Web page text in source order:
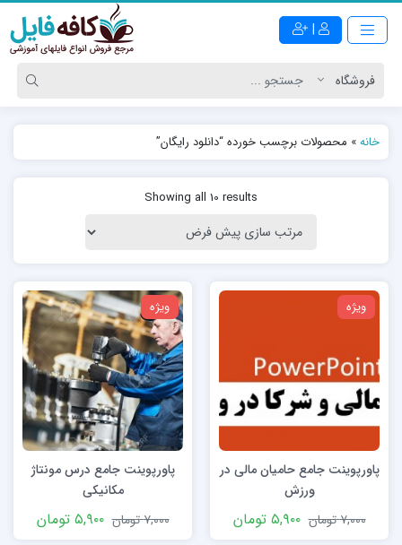
|
خانه» محصولات برچسب خورده “دانلود رایگان”
Showing all 10 results
ویژه
پاورپوینت جامع حامیان مالی در
ورزش
۷,۰۰۰تومان ۵,۹۰۰ تومان
ویژه
پاورپوینت جامع درس مونتاژ
مکانیکی
۷,۰۰۰تومان ۵,۹۰۰ تومان